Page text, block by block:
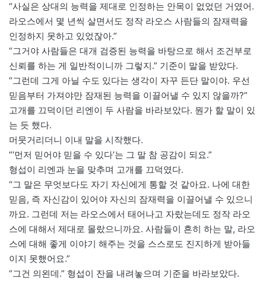
“사실은 상대의 능력을 제대로 인정하는 안목이 없었던 거였어.
라오스에서 몇 년씩 살면서도 정작 라오스 사람들의 잠재력을
인정하지 못하고 있었잖아.”
“그거야 사람들은 대개 검증된 능력을 바탕으로 해서 조건부로
신뢰를 하는 게 일반적이니까 그렇지.” 기준이 말을 받았다.
“그런데 그게 아닐 수도 있다는 생각이 자꾸 든단 말이야. 우선
믿음부터 가져야만 잠재된 능력을 이끌어낼 수 있지 않을까?”
고개를 끄덕이던 리엔이 두 사람을 바라보았다. 뭔가 할 말이 있
는 듯 했다.
머뭇거리더니 이내 말을 시작했다.
“‘먼저 믿어야 믿을 수 있다’는 그 말 참 공감이 되요.”
형섭이 리엔과 눈을 맞추며 고개를 끄덕였다.
“그 말은 무엇보다도 자기 자신에게 통할 것 같아요. 나에 대한
믿음, 즉 자신감이 있어야 자신의 잠재력을 이끌어낼 수 있으니
까요. 그런데 저는 라오스에서 태어나고 자랐는데도 정작 라오
스에 대해서 제대로 몰랐으니까요. 사람들이 흔히 하는 말, 라오
스에 대해 좋게 이야기 해주는 것을 스스로도 진지하게 받아들
이지 못했어요.”
“그건 의왼데.” 형섭이 잔을 내려놓으며 기준을 바라보았다.